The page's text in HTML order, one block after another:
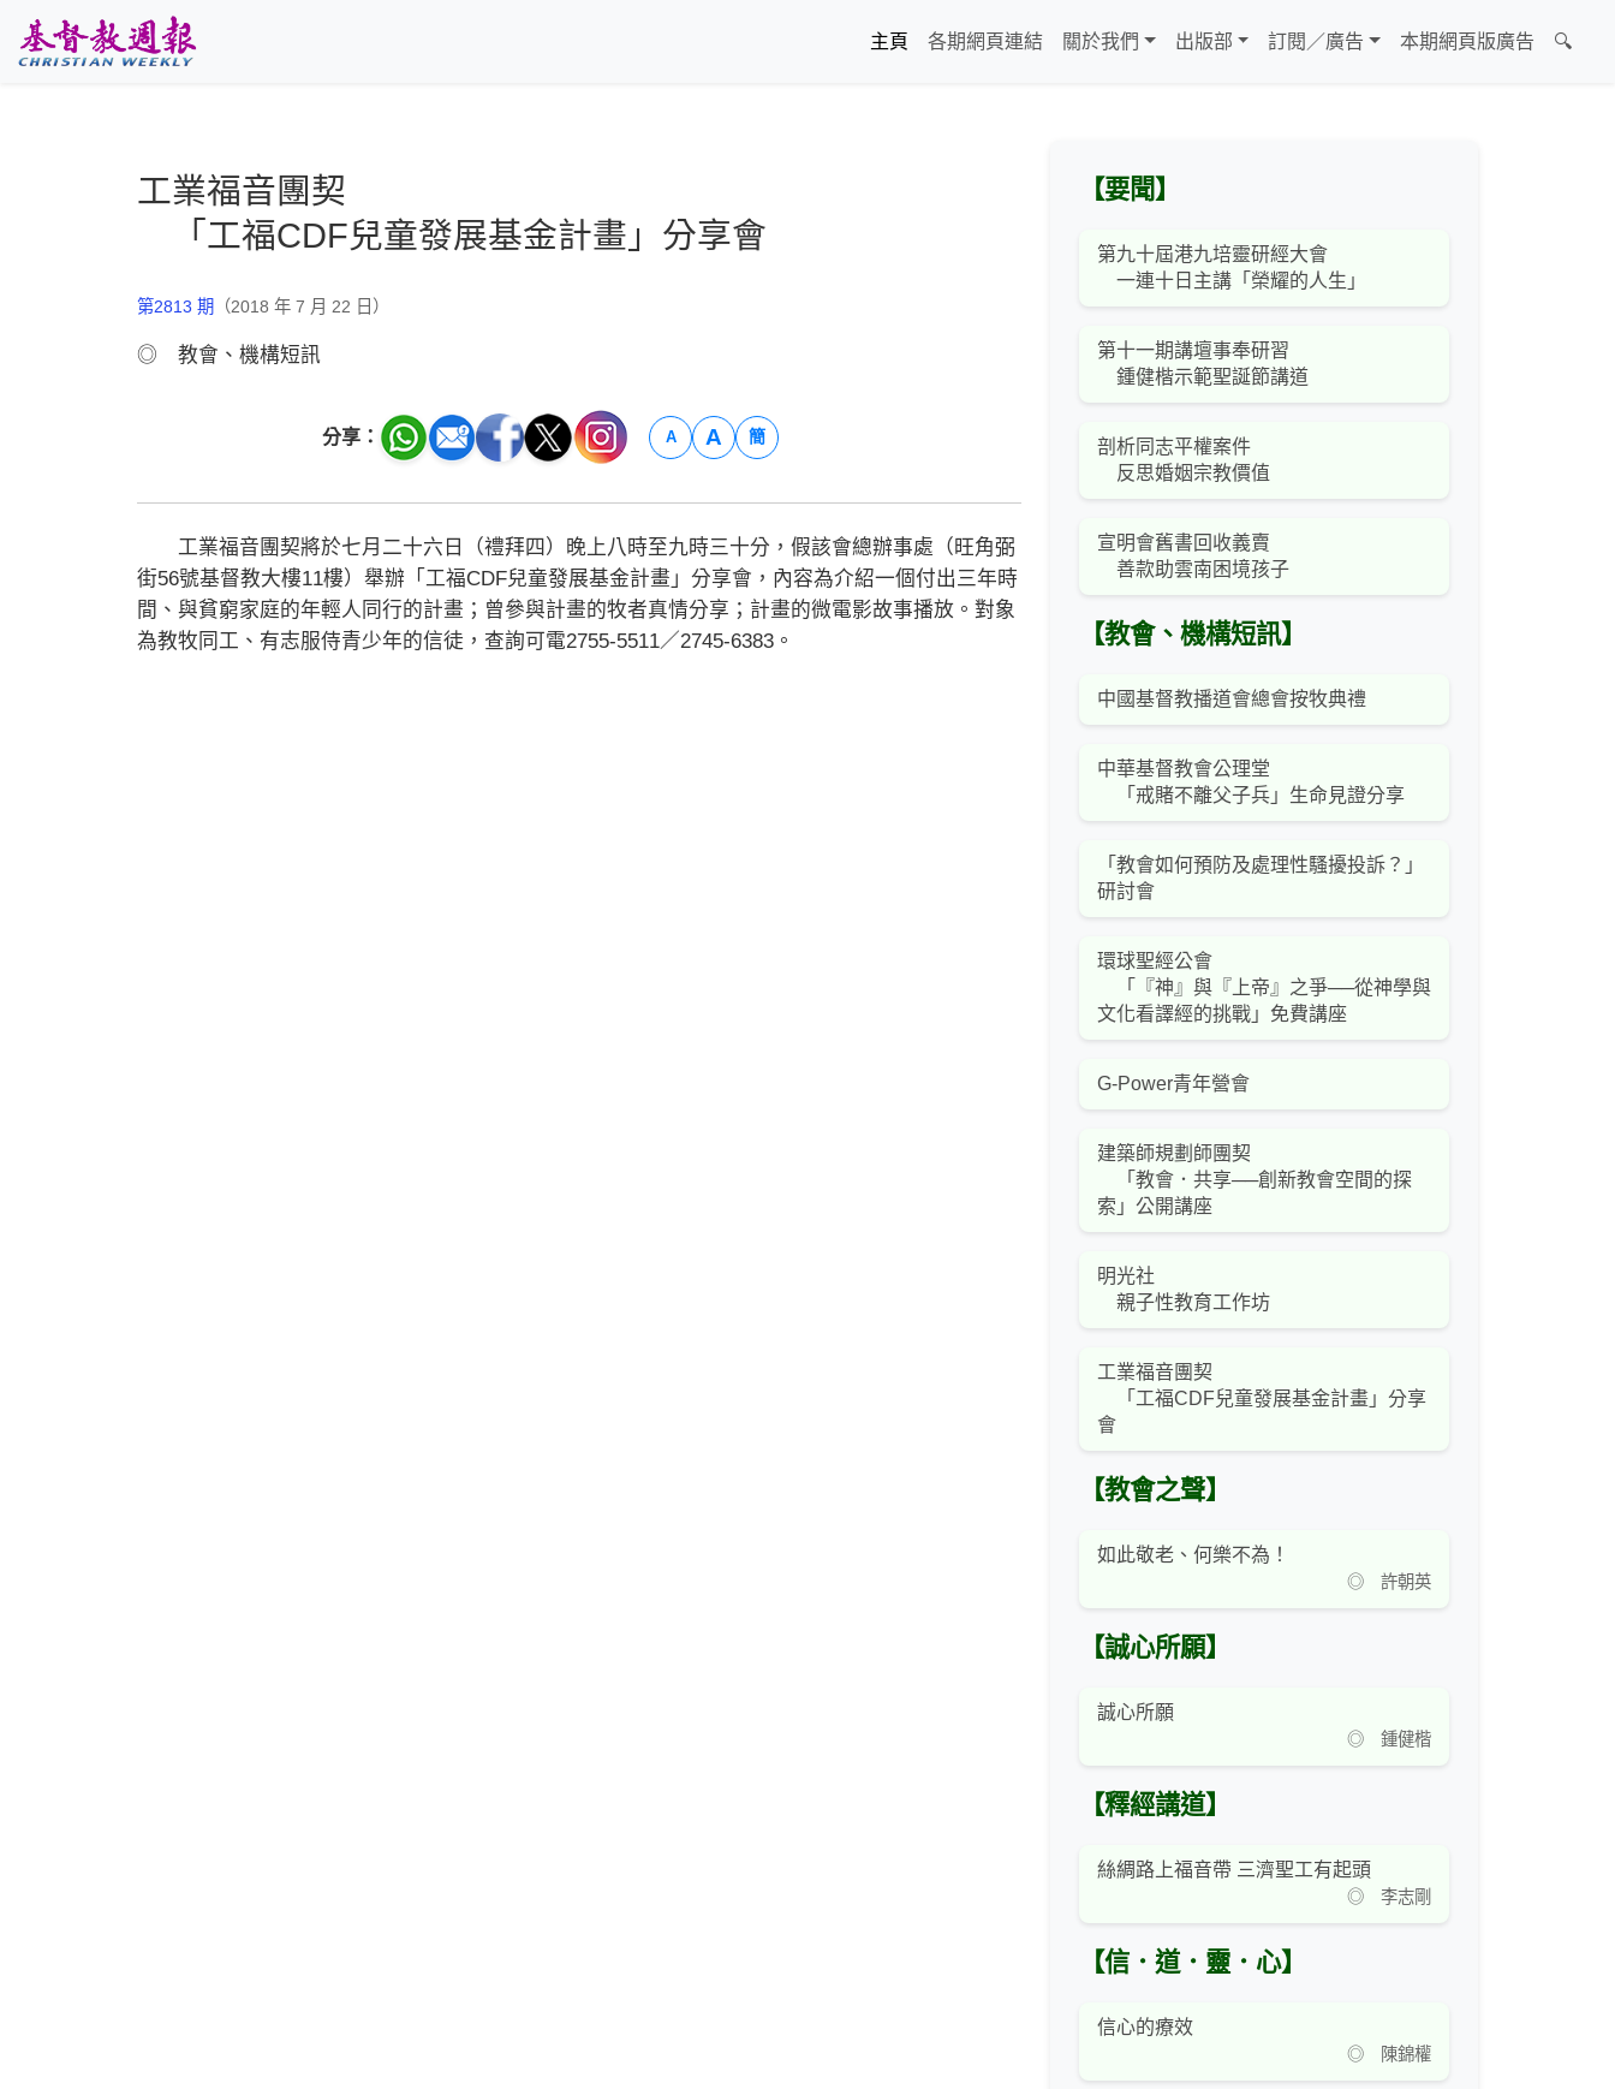
主頁
各期網頁連結 關於我們 出版部 訂閱／廣告 本期網頁版廣告 🔍
工業福音團契
「工福CDF兒童發展基金計畫」分享會
第2813 期 （2018 年 7 月 22 日）
◎ 教會、機構短訊
分享： A A 簡
工業福音團契將於七月二十六日（禮拜四）晚上八時至九時三十分，假該會總辦事處（旺角弼
街56號基督教大樓11樓）舉辦「工福CDF兒童發展基金計畫」分享會，內容為介紹一個付出三年時
間、與貧窮家庭的年輕人同行的計畫；曾參與計畫的牧者真情分享；計畫的微電影故事播放。對象
為教牧同工、有志服侍青少年的信徒，查詢可電2755-5511／2745-6383。
【要聞】
第九十屆港九培靈研經大會
一連十日主講「榮耀的人生」
第十一期講壇事奉研習
鍾健楷示範聖誕節講道
剖析同志平權案件
反思婚姻宗教價值
宣明會舊書回收義賣
善款助雲南困境孩子
【教會、機構短訊】
中國基督教播道會總會按牧典禮
中華基督教會公理堂
「戒賭不離父子兵」生命見證分享
「教會如何預防及處理性騷擾投訴？」
研討會
環球聖經公會
「『神』與『上帝』之爭──從神學與
文化看譯經的挑戰」免費講座
G-Power青年營會
建築師規劃師團契
「教會．共享──創新教會空間的探
索」公開講座
明光社
親子性教育工作坊
工業福音團契
「工福CDF兒童發展基金計畫」分享
會
【教會之聲】
如此敬老、何樂不為！
◎ 許朝英
【誠心所願】
誠心所願
◎ 鍾健楷
【釋經講道】
絲綢路上福音帶 三濟聖工有起頭
◎ 李志剛
【信．道．靈．心】
信心的療效
◎ 陳錦權